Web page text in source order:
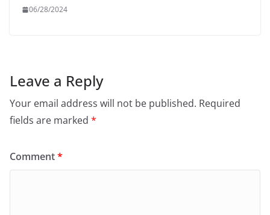
06/28/2024
Leave a Reply
Your email address will not be published. Required
fields are marked *
Comment*